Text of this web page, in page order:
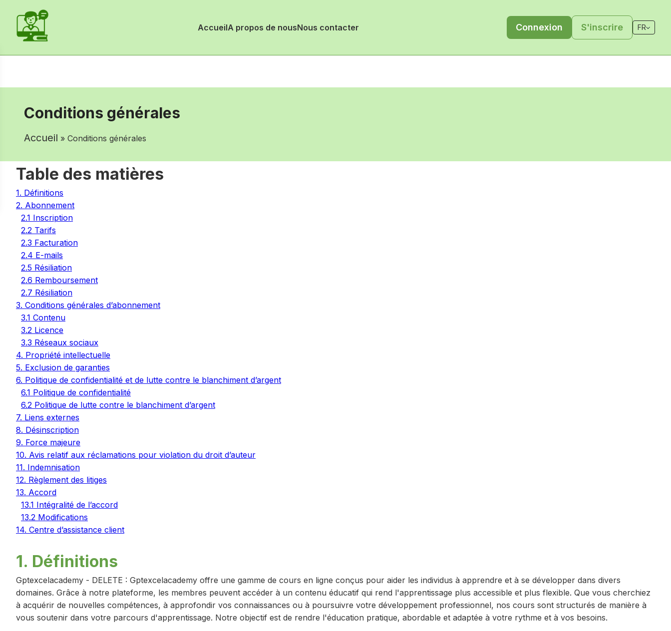
AccueilA propos de nousNous contacter Connexion S'inscrire FR
Conditions générales
Accueil » Conditions générales
Table des matières
1. Définitions
2. Abonnement
2.1 Inscription
2.2 Tarifs
2.3 Facturation
2.4 E-mails
2.5 Résiliation
2.6 Remboursement
2.7 Résiliation
3. Conditions générales d’abonnement
3.1 Contenu
3.2 Licence
3.3 Réseaux sociaux
4. Propriété intellectuelle
5. Exclusion de garanties
6. Politique de confidentialité et de lutte contre le blanchiment d’argent
6.1 Politique de confidentialité
6.2 Politique de lutte contre le blanchiment d’argent
7. Liens externes
8. Désinscription
9. Force majeure
10. Avis relatif aux réclamations pour violation du droit d’auteur
11. Indemnisation
12. Règlement des litiges
13. Accord
13.1 Intégralité de l’accord
13.2 Modifications
14. Centre d’assistance client
1. Définitions
Gptexcelacademy - DELETE : Gptexcelacademy offre une gamme de cours en ligne conçus pour aider les individus à apprendre et à se développer dans divers
domaines. Grâce à notre plateforme, les membres peuvent accéder à un contenu éducatif qui rend l'apprentissage plus accessible et plus flexible. Que vous cherchiez
à acquérir de nouvelles compétences, à approfondir vos connaissances ou à poursuivre votre développement professionnel, nos cours sont structurés de manière à
vous soutenir dans votre parcours d'apprentissage. Notre objectif est de rendre l'éducation pratique, abordable et adaptée à votre rythme et à vos besoins.